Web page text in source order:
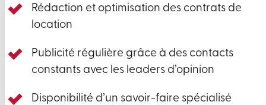
Rédaction et optimisation des contrats de
location
Publicité régulière grâce à des contacts
constants avec les leaders d’opinion
Disponibilité d’un savoir-faire spécialisé